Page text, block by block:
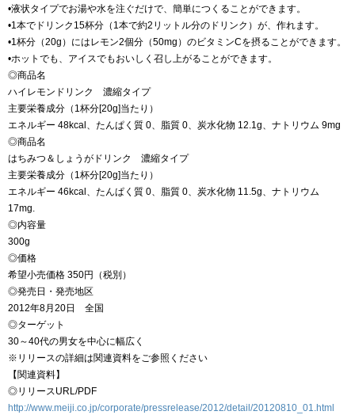
•液状タイプでお湯や水を注ぐだけで、簡単につくることができます。
•1本でドリンク15杯分（1本で約2リットル分のドリンク）が、作れます。
•1杯分（20g）にはレモン2個分（50mg）のビタミンCを摂ることができます。
•ホットでも、アイスでもおいしく召し上がることができます。
◎商品名
ハイレモンドリンク 濃縮タイプ
主要栄養成分（1杯分[20g]当たり）
エネルギー 48kcal、たんぱく質 0、脂質 0、炭水化物 12.1g、ナトリウム 9mg
◎商品名
はちみつ＆しょうがドリンク 濃縮タイプ
主要栄養成分（1杯分[20g]当たり）
エネルギー 46kcal、たんぱく質 0、脂質 0、炭水化物 11.5g、ナトリウム
17mg.
◎内容量
300g
◎価格
希望小売価格 350円（税別）
◎発売日・発売地区
2012年8月20日 全国
◎ターゲット
30～40代の男女を中心に幅広く
※リリースの詳細は関連資料をご参照ください
【関連資料】
◎リリースURL/PDF
http://www.meiji.co.jp/corporate/pressrelease/2012/detail/20120810_01.html